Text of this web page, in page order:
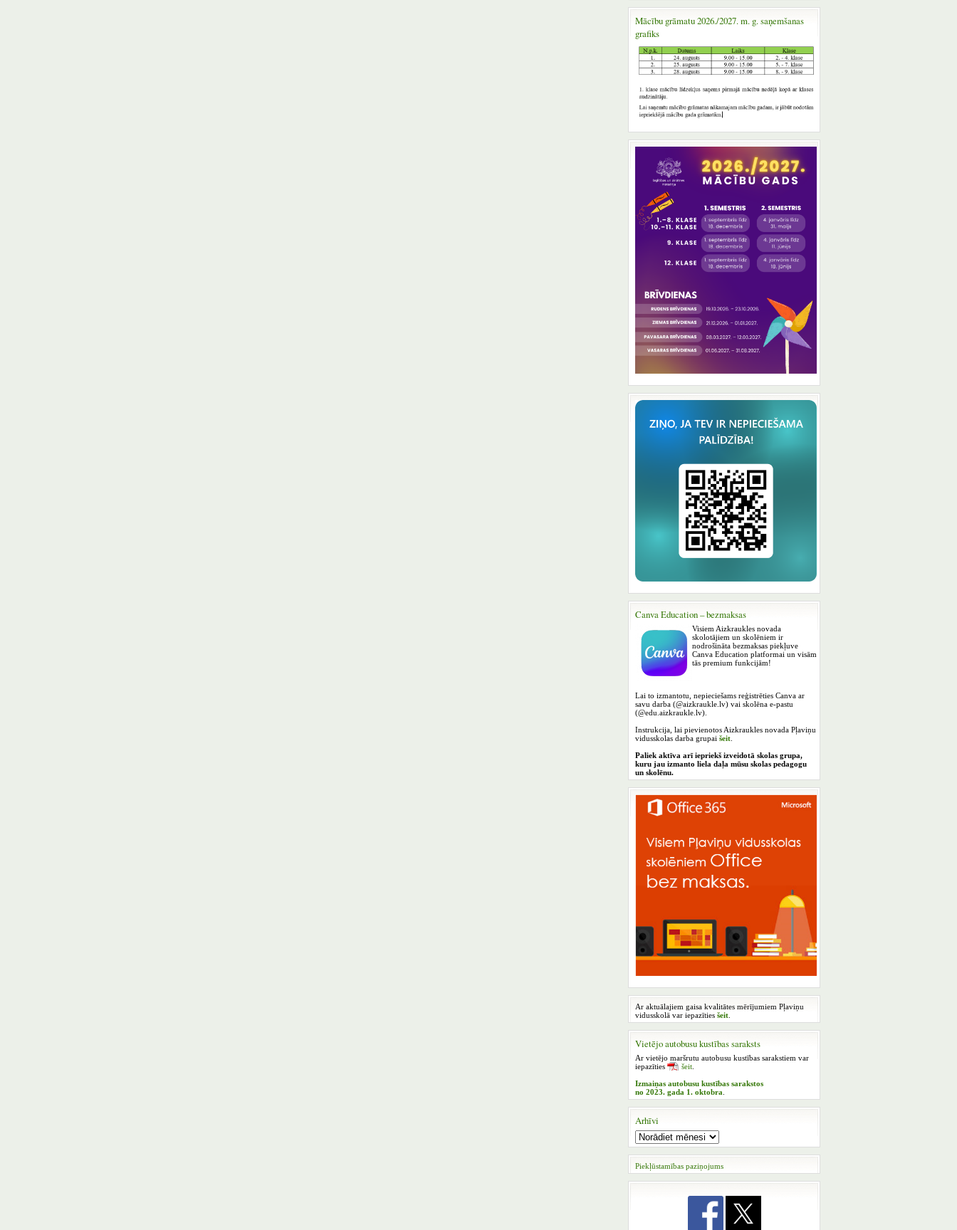
Mācību grāmatu 2026./2027. m. g. saņemšanas
grafiks
Canva Education – bezmaksas
Visiem Aizkraukles novada
skolotājiem un skolēniem ir
nodrošināta bezmaksas piekļuve
Canva Education platformai un visām
tās premium funkcijām!
Lai to izmantotu, nepieciešams reģistrēties Canva ar
savu darba (@aizkraukle.lv) vai skolēna e-pastu
(@edu.aizkraukle.lv).
Instrukcija, lai pievienotos Aizkraukles novada Pļaviņu
vidusskolas darba grupai šeit
Paliek aktīva arī iepriekš izveidotā skolas grupa,
kuru jau izmanto liela daļa mūsu skolas pedagogu
un skolēnu.
Ar aktuālajiem gaisa kvalitātes mērījumiem Pļaviņu
vidusskolā var iepazīties šeit
Vietējo autobusu kustības saraksts
Ar vietējo maršrutu autobusu kustības sarakstiem var
iepazīties
šeit
Izmaiņas autobusu kustības sarakstos
no 2023. gada 1. oktobra
Arhīvi
Piekļūstamības paziņojums